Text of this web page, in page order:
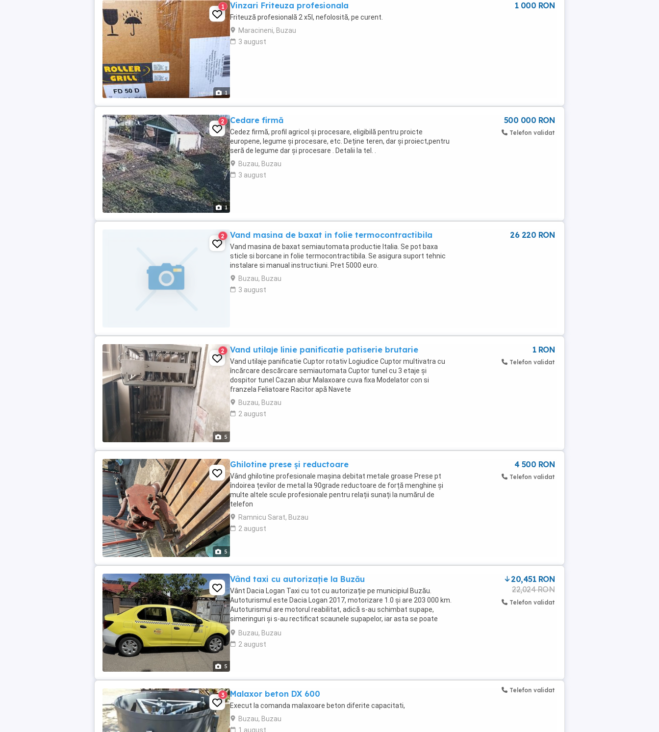
1
1 Vinzari Friteuza profesionala
Friteuză profesională 2 x5l, nefolosită, pe curent.
Maracineni, Buzau
3 august
1 000 RON
1
2 Cedare firmă
Cedez firmă, profil agricol și procesare, eligibilă pentru proicte
europene, legume și procesare, etc. Deține teren, dar și proiect,pentru
seră de legume dar și procesare . Detalii la tel. .
Buzau, Buzau
3 august
500 000 RON
Telefon validat
2 Vand masina de baxat in folie termocontractibila
Vand masina de baxat semiautomata productie Italia. Se pot baxa
sticle si borcane in folie termocontractibila. Se asigura suport tehnic
instalare si manual instructiuni. Pret 5000 euro.
Buzau, Buzau
3 august
26 220 RON
5
2 Vand utilaje linie panificatie patiserie brutarie
Vand utilaje panificatie Cuptor rotativ Logiudice Cuptor multivatra cu
încărcare descărcare semiautomata Cuptor tunel cu 3 etaje și
dospitor tunel Cazan abur Malaxoare cuva fixa Modelator con si
franzela Feliatoare Racitor apă Navete
Buzau, Buzau
2 august
1 RON
Telefon validat
5
Ghilotine prese și reductoare
Vând ghilotine profesionale mașina debitat metale groase Prese pt
îndoirea țevilor de metal la 90grade reductoare de forță menghine și
multe altele scule profesionale pentru relații sunați la numărul de
telefon
Ramnicu Sarat, Buzau
2 august
4 500 RON
Telefon validat
5
Vând taxi cu autorizație la Buzău
Vânt Dacia Logan Taxi cu tot cu autorizație pe municipiul Buzău.
Autoturismul este Dacia Logan 2017, motorizare 1.0 și are 203 000 km.
Autoturismul are motorul reabilitat, adică s-au schimbat supape,
simeringuri și s-au rectificat scaunele supapelor, iar asta se poate
verifica cu un simplu test de compresie ...
Buzau, Buzau
2 august
20,451 RON
22,024 RON
Telefon validat
3 Malaxor beton DX 600
Execut la comanda malaxoare beton diferite capacitati,
Buzau, Buzau
1 august
Telefon validat